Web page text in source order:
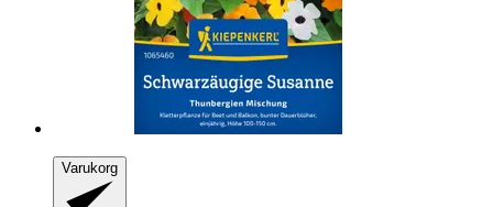
Varukorg